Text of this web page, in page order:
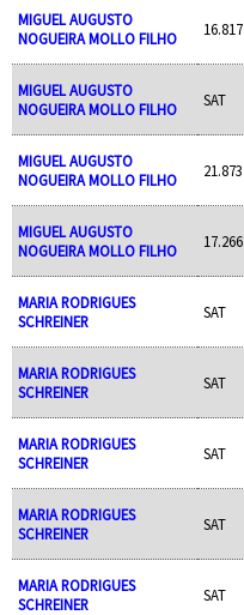
MIGUEL AUGUSTO
NOGUEIRA MOLLO FILHO
16.817
MIGUEL AUGUSTO
NOGUEIRA MOLLO FILHO
SAT
MIGUEL AUGUSTO
NOGUEIRA MOLLO FILHO
21.873
MIGUEL AUGUSTO
NOGUEIRA MOLLO FILHO
17.266
MARIA RODRIGUES
SCHREINER
SAT
MARIA RODRIGUES
SCHREINER
SAT
MARIA RODRIGUES
SCHREINER
SAT
MARIA RODRIGUES
SCHREINER
SAT
MARIA RODRIGUES
SCHREINER
SAT